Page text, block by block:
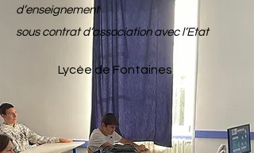
d’enseignement
sous contrat d’association avec l’Etat
Lycée de Fontaines